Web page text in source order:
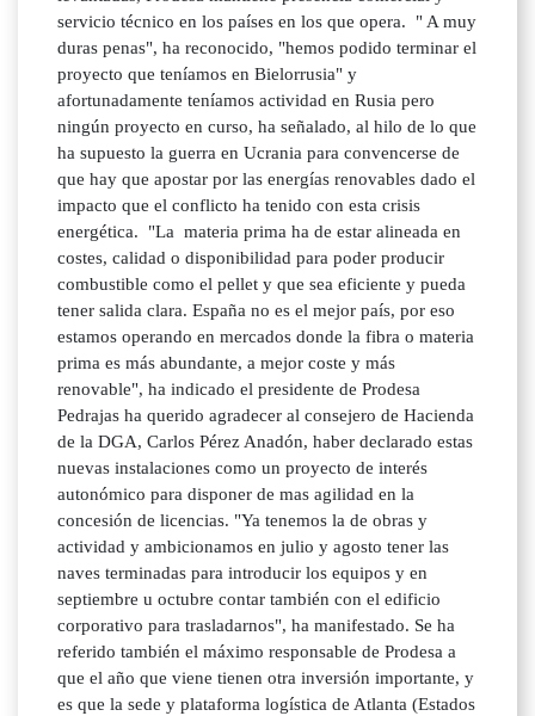
servicio técnico en los países en los que opera. " A muy
duras penas", ha reconocido, "hemos podido terminar el
proyecto que teníamos en Bielorrusia" y
afortunadamente teníamos actividad en Rusia pero
ningún proyecto en curso, ha señalado, al hilo de lo que
ha supuesto la guerra en Ucrania para convencerse de
que hay que apostar por las energías renovables dado el
impacto que el conflicto ha tenido con esta crisis
energética. "La materia prima ha de estar alineada en
costes, calidad o disponibilidad para poder producir
combustible como el pellet y que sea eficiente y pueda
tener salida clara. España no es el mejor país, por eso
estamos operando en mercados donde la fibra o materia
prima es más abundante, a mejor coste y más
renovable", ha indicado el presidente de Prodesa
Pedrajas ha querido agradecer al consejero de Hacienda
de la DGA, Carlos Pérez Anadón, haber declarado estas
nuevas instalaciones como un proyecto de interés
autonómico para disponer de mas agilidad en la
concesión de licencias. "Ya tenemos la de obras y
actividad y ambicionamos en julio y agosto tener las
naves terminadas para introducir los equipos y en
septiembre u octubre contar también con el edificio
corporativo para trasladarnos", ha manifestado. Se ha
referido también el máximo responsable de Prodesa a
que el año que viene tienen otra inversión importante, y
es que la sede y plataforma logística de Atlanta (Estados